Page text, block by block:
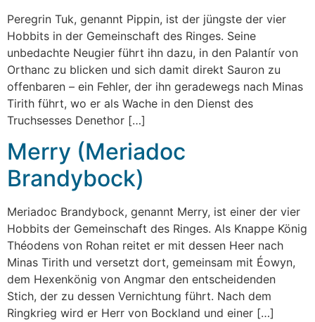
Peregrin Tuk, genannt Pippin, ist der jüngste der vier
Hobbits in der Gemeinschaft des Ringes. Seine
unbedachte Neugier führt ihn dazu, in den Palantír von
Orthanc zu blicken und sich damit direkt Sauron zu
offenbaren – ein Fehler, der ihn geradewegs nach Minas
Tirith führt, wo er als Wache in den Dienst des
Truchsesses Denethor […]
Merry (Meriadoc
Brandybock)
Meriadoc Brandybock, genannt Merry, ist einer der vier
Hobbits der Gemeinschaft des Ringes. Als Knappe König
Théodens von Rohan reitet er mit dessen Heer nach
Minas Tirith und versetzt dort, gemeinsam mit Éowyn,
dem Hexenkönig von Angmar den entscheidenden
Stich, der zu dessen Vernichtung führt. Nach dem
Ringkrieg wird er Herr von Bockland und einer […]